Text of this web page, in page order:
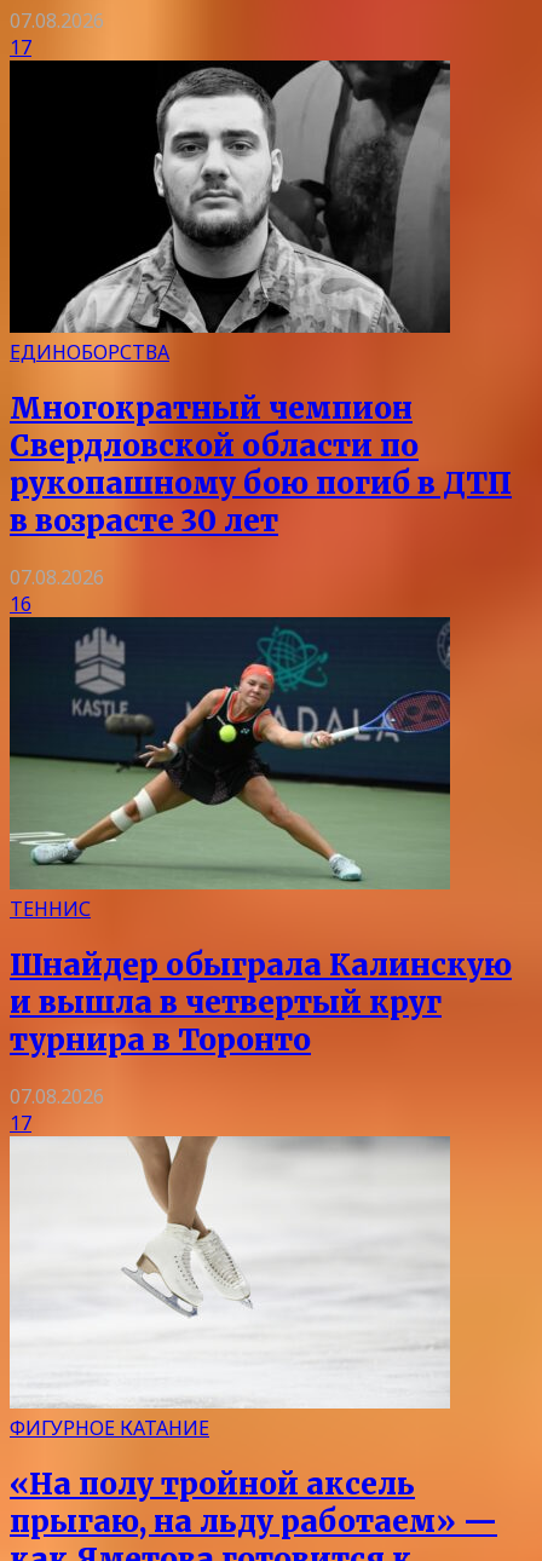
07.08.2026
17
ЕДИНОБОРСТВА
Многократный чемпион
Свердловской области по
рукопашному бою погиб в ДТП
в возрасте 30 лет
07.08.2026
16
ТЕННИС
Шнайдер обыграла Калинскую
и вышла в четвертый круг
турнира в Торонто
07.08.2026
17
ФИГУРНОЕ КАТАНИЕ
«На полу тройной аксель
прыгаю, на льду работаем» —